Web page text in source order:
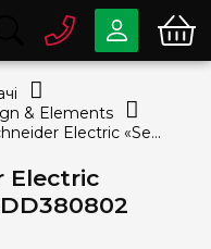
Electric
33-63-07
334-79-78
Telegram
& Elements
Рамка 2-а Schneider Electric «Sedna Elements» SDD380802 (колір - береза)